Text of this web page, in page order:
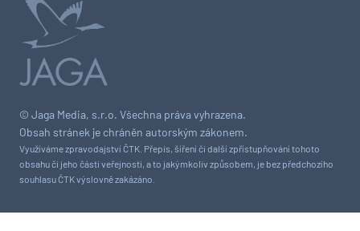
© Jaga Media, s.r.o. Všechna práva vyhrazena.
Obsah stránek je chráněn autorským zákonem.
Využíváme zpravodajství ČTK. Přepis, šíření či další zpřístupňování tohoto
obsahu či jeho části veřejnosti, a to jakýmkoliv způsobem, je bez předchozího
souhlasu ČTK výslovně zakázáno.